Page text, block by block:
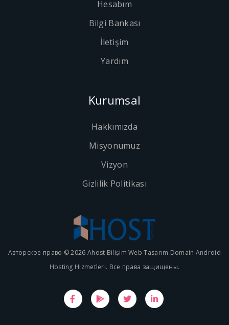
Hesabım
Bilgi Bankası
İletişim
Yardım
Kurumsal
Hakkımızda
Misyonumuz
Vizyon
Gizlilik Politikası
Авторское право © 2026 Ahost Bilişim Web Tasarım Domain Android
Hosting Hizmetleri. Все права защищены.